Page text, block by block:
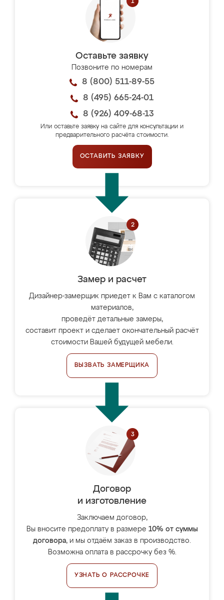
Оставьте заявку
Позвоните по номерам
8 (800) 511-89-55
8 (495) 665-24-01
8 (926) 409-68-13
Или оставьте заявку на сайте для консультации и
предварительного расчёта стоимости.
ОСТАВИТЬ ЗАЯВКУ
Замер и расчет
Дизайнер-замерщик приедет к Вам с каталогом
материалов,
проведёт детальные замеры,
составит проект и сделает окончательный расчёт
стоимости Вашей будущей мебели.
ВЫЗВАТЬ ЗАМЕРЩИКА
Договор
и изготовление
Заключаем договор,
Вы вносите предоплату в размере 10% от суммы
договора, и мы отдаём заказ в производство.
Возможна оплата в рассрочку без %.
УЗНАТЬ О РАССРОЧКЕ